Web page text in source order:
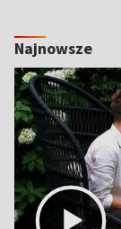
Najnowsze